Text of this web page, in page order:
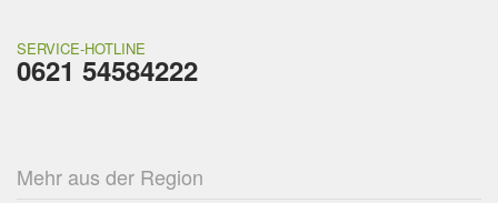
SERVICE-HOTLINE
0621 54584222
Mehr aus der Region